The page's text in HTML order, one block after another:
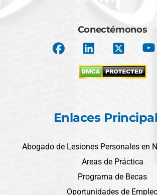
Conectémonos
Enlaces
Abogado de Lesiones Personales en
Areas de Práctica
Programa de Becas
Oportunidades de